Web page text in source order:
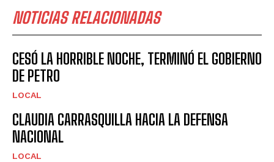
NOTICIAS RELACIONADAS
CESÓ LA HORRIBLE NOCHE, TERMINÓ EL GOBIERNO
DE PETRO
LOCAL
CLAUDIA CARRASQUILLA HACIA LA DEFENSA
NACIONAL
LOCAL